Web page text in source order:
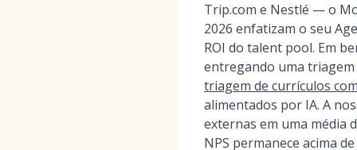
Trip.com e Nestlé — o
2026 enfatizam o seu
ROI do talent pool. Em
entregando uma triagem
triagem de currículos
alimentados por IA. A
externas em uma média
NPS permanece acima